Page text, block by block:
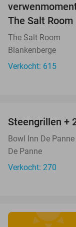
The Salt Room
The Salt Room
Blankenberge
Verkocht: 615
Steengrillen +
Bowl Inn De Panne
De Panne
Verkocht: 270